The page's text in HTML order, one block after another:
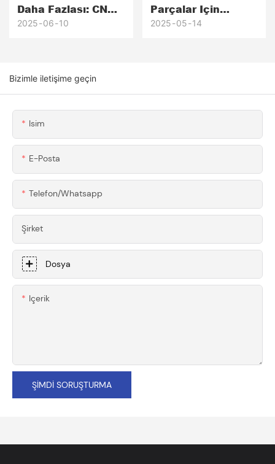
Daha Fazlası: CNC
Yüzey Tedavisi
2025 06 10
Parçalar Için
Galvanizleme:
2025 05 14
Bizimle iletişime geçin
Isim
E-Posta
Telefon/whatsapp
Şirket
Dosya
Içerik
ŞIMDI SORUŞTURMA